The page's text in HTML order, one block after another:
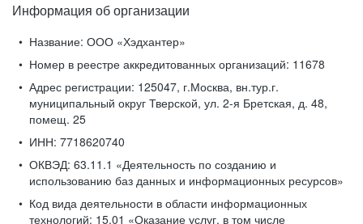
Информация об организации
Название: ООО «Хэдхантер»
Номер в реестре аккредитованных организаций: 11678
Адрес регистрации: 125047, г.Москва, вн.тур.г.
муниципальный округ Тверской, ул. 2-я Бретская, д. 48,
помещ. 25
ИНН: 7718620740
ОКВЭД: 63.11.1 «Деятельность по созданию и
использованию баз данных и информационных ресурсов»
Код вида деятельности в области информационных
технологий: 15.01 «Оказание услуг, в том числе